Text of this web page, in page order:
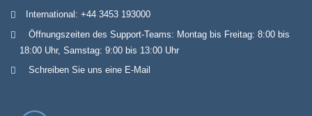
International: +44 3453 193000
Öffnungszeiten des Support-Teams: Montag bis Freitag: 8:00 bis
18:00 Uhr, Samstag: 9:00 bis 13:00 Uhr
Schreiben Sie uns eine E-Mail